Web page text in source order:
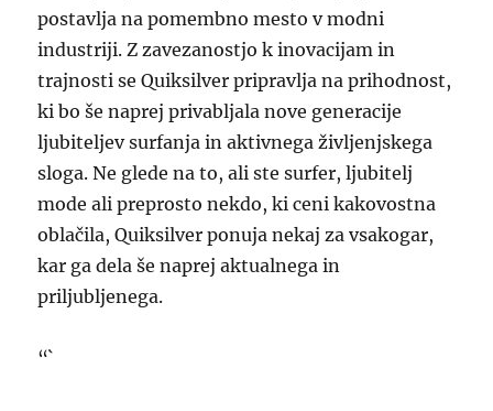
postavlja na pomembno mesto v modni
industriji. Z zavezanostjo k inovacijam in
trajnosti se Quiksilver pripravlja na prihodnost,
ki bo še naprej privabljala nove generacije
ljubiteljev surfanja in aktivnega življenjskega
sloga. Ne glede na to, ali ste surfer, ljubitelj
mode ali preprosto nekdo, ki ceni kakovostna
oblačila, Quiksilver ponuja nekaj za vsakogar,
kar ga dela še naprej aktualnega in
priljubljenega.
“`